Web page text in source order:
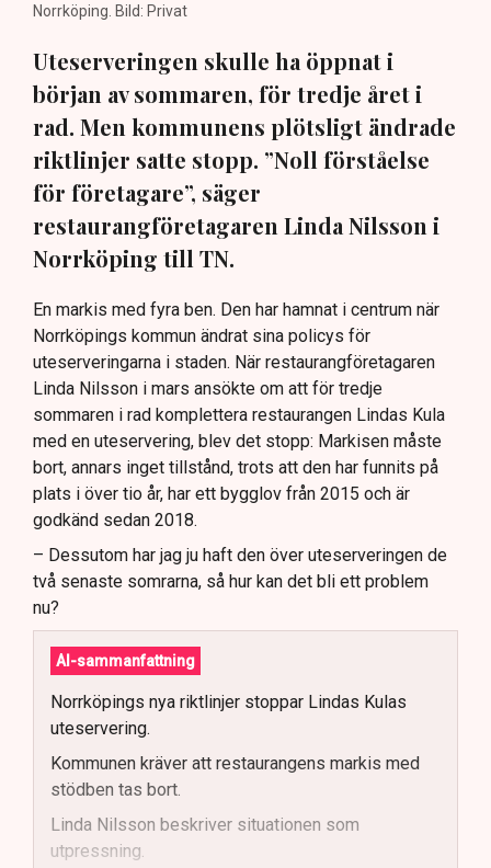
Norrköping. Bild: Privat
Uteserveringen skulle ha öppnat i
början av sommaren, för tredje året i
rad. Men kommunens plötsligt ändrade
riktlinjer satte stopp. ”Noll förståelse
för företagare”, säger
restaurangföretagaren Linda Nilsson i
Norrköping till TN.
En markis med fyra ben. Den har hamnat i centrum när
Norrköpings kommun ändrat sina policys för
uteserveringarna i staden. När restaurangföretagaren
Linda Nilsson i mars ansökte om att för tredje
sommaren i rad komplettera restaurangen Lindas Kula
med en uteservering, blev det stopp: Markisen måste
bort, annars inget tillstånd, trots att den har funnits på
plats i över tio år, har ett bygglov från 2015 och är
godkänd sedan 2018.
– Dessutom har jag ju haft den över uteserveringen de
två senaste somrarna, så hur kan det bli ett problem
nu?
AI-sammanfattning
Norrköpings nya riktlinjer stoppar Lindas Kulas
uteservering.
Kommunen kräver att restaurangens markis med
stödben tas bort.
Linda Nilsson beskriver situationen som
utpressning.